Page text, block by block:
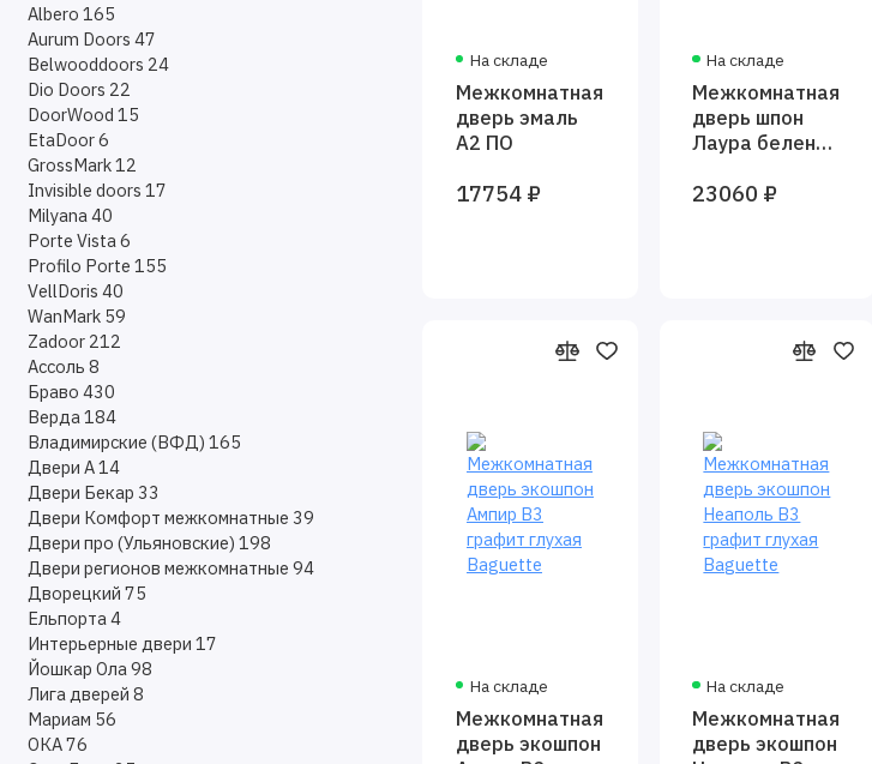
Albero 165
Aurum Doors 47
Belwooddoors 24
Dio Doors 22
DoorWood 15
EtaDoor6
GrossMark12
Invisible doors 17
Milyana40
Porte Vista6
Profilo Porte 155
VellDoris 40
WanMark 59
Zadoor 212
Ассоль 8
Браво 430
Верда184
Владимирские (ВФД) 165
Двери А14
Двери Бекар 33
Двери Комфорт межкомнатные 39
Двери про (Ульяновские) 198
Двери регионов межкомнатные 94
Дворецкий 75
Ельпорта4
Интерьерные двери 17
Йошкар Ола98
Лига дверей 8
Мариам 56
ОКА76
На складе
Межкомнатная
дверь эмаль
A2 ПО
17754 ₽
На складе
Межкомнатная
дверь шпон
Лаура беленый
23060 ₽
На складе
Межкомнатная
дверь экошпон
На складе
Межкомнатная
дверь экошпон